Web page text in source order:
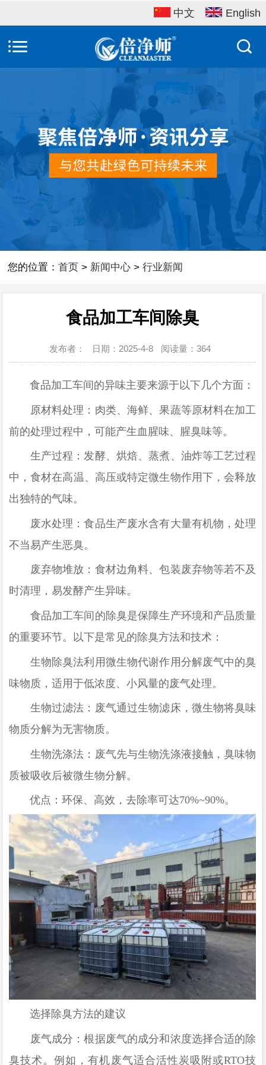
中文 English
您的位置：首页 > 新闻中心 >行业新闻
食品加工车间除臭
发布者： 日期：2025-4-8 阅读量： 364
食品加工车间的异味主要来源于以下几个方面：
原材料处理：肉类、海鲜、果蔬等原材料在加工
前的处理过程中，可能产生血腥味、腥臭味等。
生产过程：发酵、烘焙、蒸煮、油炸等工艺过程
中，食材在高温、高压或特定微生物作用下，会释放
出独特的气味。
废水处理：食品生产废水含有大量有机物，处理
不当易产生恶臭。
废弃物堆放：食材边角料、包装废弃物等若不及
时清理，易发酵产生异味。
食品加工车间的除臭是保障生产环境和产品质量
的重要环节。以下是常见的除臭方法和技术：
生物除臭法利用微生物代谢作用分解废气中的臭
味物质，适用于低浓度、小风量的废气处理。
生物过滤法：废气通过生物滤床，微生物将臭味
物质分解为无害物质。
生物洗涤法：废气先与生物洗涤液接触，臭味物
质被吸收后被微生物分解。
优点：环保、高效，去除率可达70%~90%。
选择除臭方法的建议
废气成分：根据废气的成分和浓度选择合适的除
臭技术。例如，有机废气适合活性炭吸附或RTO技